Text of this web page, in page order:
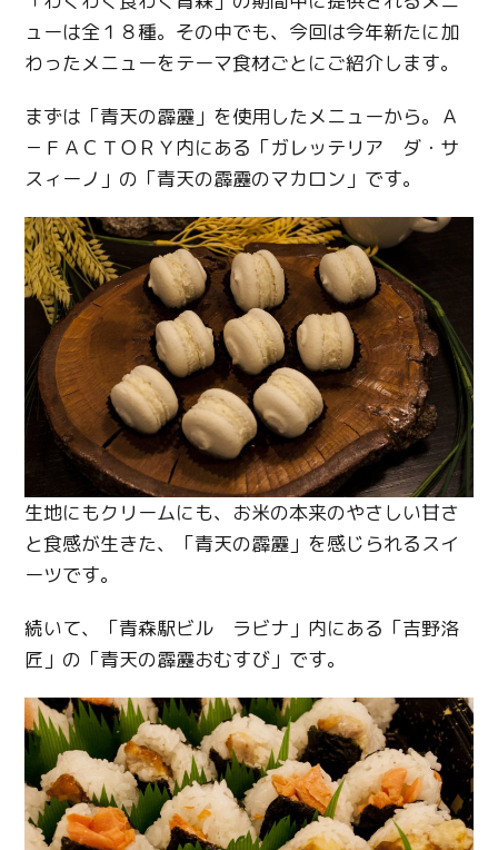
ューは全１８種。その中でも、今回は今年新たに加
わったメニューをテーマ食材ごとにご紹介します。
まずは「青天の霹靂」を使用したメニューから。Ａ
－ＦＡＣＴＯＲＹ内にある「ガレッテリア ダ・サ
スィーノ」の「青天の霹靂のマカロン」です。
生地にもクリームにも、お米の本来のやさしい甘さ
と食感が生きた、「青天の霹靂」を感じられるスイ
ーツです。
続いて、「青森駅ビル ラビナ」内にある「吉野洛
匠」の「青天の霹靂おむすび」です。